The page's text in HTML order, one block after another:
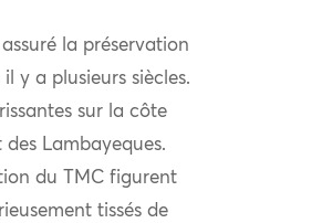
la préservation
y a plusieurs siècles.
sur la côte
Lambayeques.
du TMC figurent
tissés de